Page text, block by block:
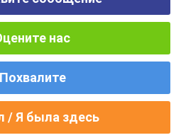
нас
Похвалите
/ Я была здесь